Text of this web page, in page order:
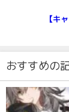
【キ
おすすめの